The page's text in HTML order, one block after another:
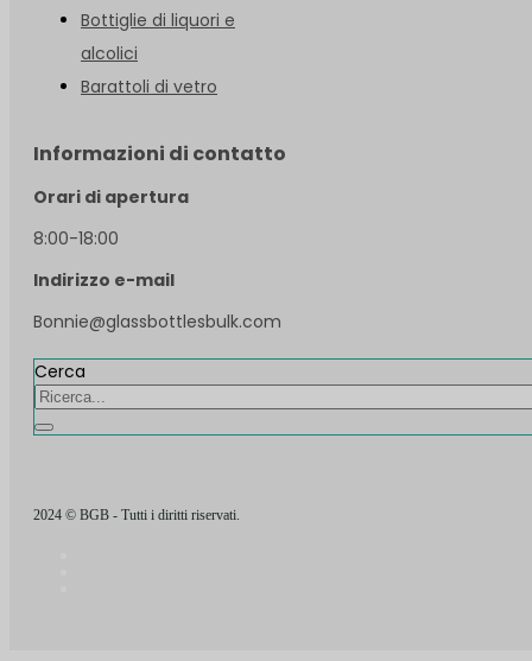
Bottiglie di liquori e
alcolici
Barattoli di vetro
Informazioni di contatto
Orari di apertura
8:00-18:00
Indirizzo e-mail
Bonnie@glassbottlesbulk.com
Cerca
2024 © BGB - Tutti i diritti riservati.